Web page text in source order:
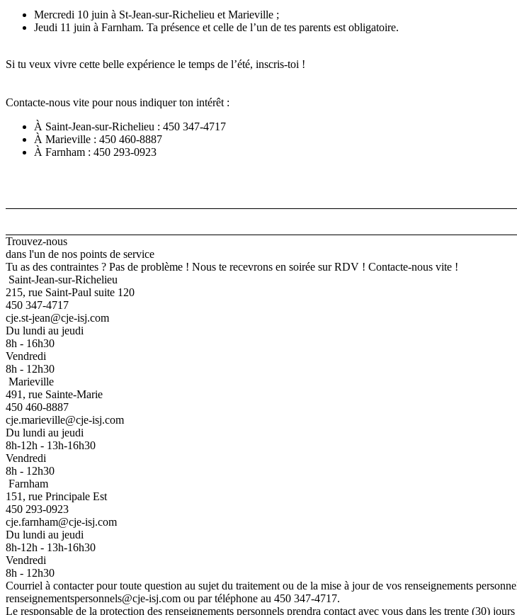
Mercredi 10 juin à St-Jean-sur-Richelieu et Marieville ;
Jeudi 11 juin à Farnham. Ta présence et celle de l’un de tes parents est obligatoire.
Si tu veux vivre cette belle expérience le temps de l’été, inscris-toi !
Contacte-nous vite pour nous indiquer ton intérêt :
À Saint-Jean-sur-Richelieu : 450 347-4717
À Marieville : 450 460-8887
À Farnham : 450 293-0923
Trouvez-nous
dans l'un de nos points de service
Tu as des contraintes ? Pas de problème ! Nous te recevrons en soirée sur RDV ! Contacte-nous vite !
Saint-Jean-sur-Richelieu
215, rue Saint-Paul suite 120
450 347-4717
cje.st-jean@cje-isj.com
Du lundi au jeudi
8h - 16h30
Vendredi
8h - 12h30
Marieville
491, rue Sainte-Marie
450 460-8887
cje.marieville@cje-isj.com
Du lundi au jeudi
8h-12h - 13h-16h30
Vendredi
8h - 12h30
Farnham
151, rue Principale Est
450 293-0923
cje.farnham@cje-isj.com
Du lundi au jeudi
8h-12h - 13h-16h30
Vendredi
8h - 12h30
Courriel à contacter pour toute question au sujet du traitement ou de la mise à jour de vos renseignements
renseignementspersonnels@cje-isj.com ou par téléphone au 450 347-4717.
Le responsable de la protection des renseignements personnels prendra contact avec vous dans les trente (30)